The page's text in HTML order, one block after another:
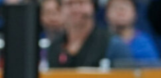
ottivat vakuuttavan 85–45-voiton
Luxemburgista B-divisioonan
EM-kilpailuissa johtamalla
ottelua alusta loppuun. Suomi
kohtaa huomenna Ruotsin klo
19.30 Suomen aikaa.